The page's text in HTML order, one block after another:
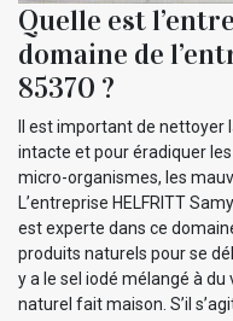
Quelle est
domaine de
85370 ?
Il est important de nettoyer
intacte et pour éradiquer
micro-organismes, les
L’entreprise HELFRITT
est experte dans ce
produits naturels pour se
y a le sel iodé mélangé à du
naturel fait maison. S’il